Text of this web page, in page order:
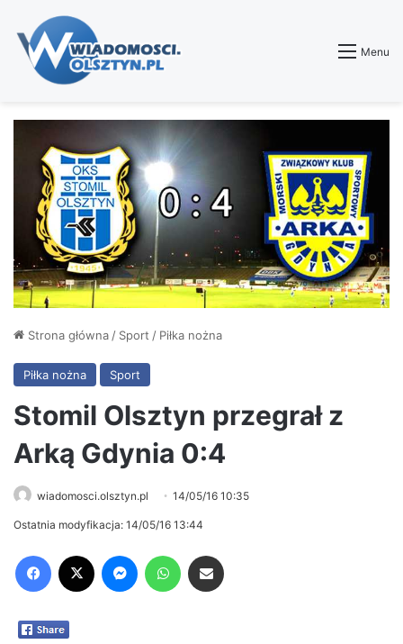
Menu
Strona główna / Sport / Piłka nożna
Piłka nożna Sport
Stomil Olsztyn przegrał z
Arką Gdynia 0:4
wiadomosci.olsztyn.pl 14/05/16 10:35
Ostatnia modyfikacja: 14/05/16 13:44